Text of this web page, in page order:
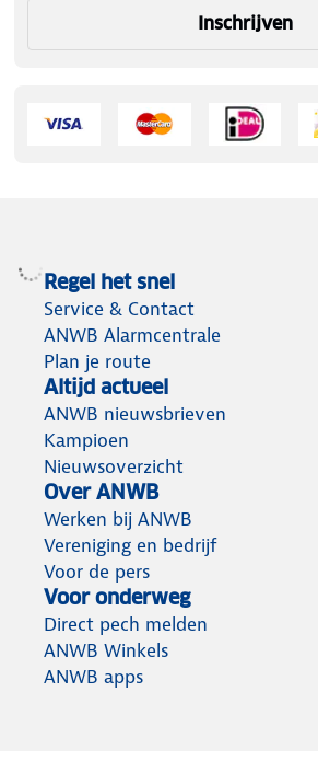
Inschrijven
Regel het snel
Service & Contact
ANWB Alarmcentrale
Plan je route
Altijd actueel
ANWB nieuwsbrieven
Kampioen
Nieuwsoverzicht
Over ANWB
Werken bij ANWB
Vereniging en bedrijf
Voor de pers
Voor onderweg
Direct pech melden
ANWB Winkels
ANWB apps